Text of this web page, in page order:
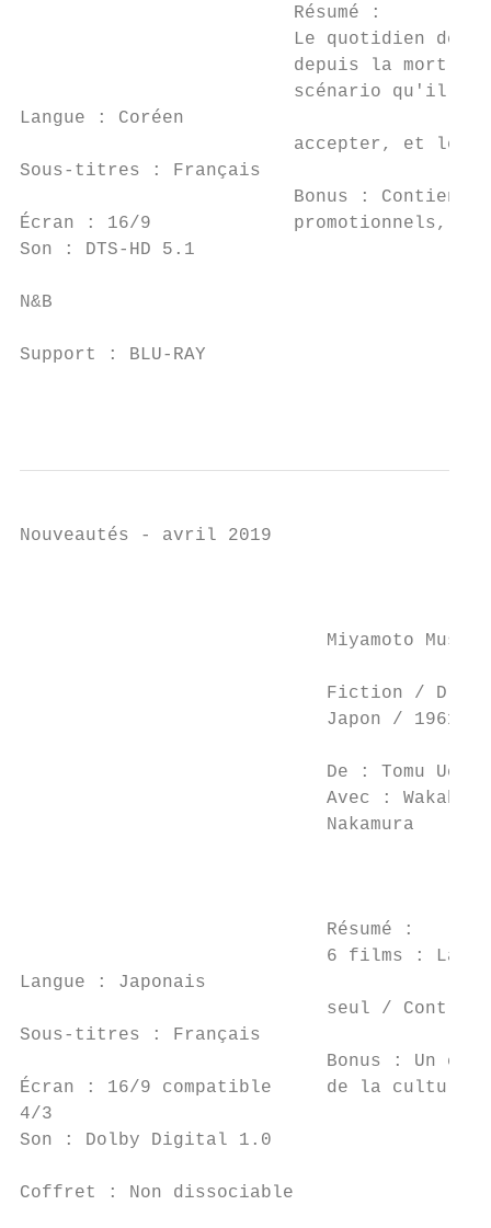
                         Résumé :
Le quotidien de
depuis la mort
scénario qu'il
Langue : Coréen
accepter, et les
Sous-titres : Français
Bonus : Contient
Écran : 16/9             promotionnels,
Son : DTS-HD 5.1
N&B
Support : BLU-RAY
Nouveautés - avril 2019
Miyamoto
Fiction /
Japon / 1961
De : Tomu
Avec : Wakaba
Nakamura
                            Résumé :
6 films : La
Langue : Japonais
seul / Contre
Sous-titres : Français
Bonus : Un
Écran : 16/9 compatible     de la culture
4/3
Son : Dolby Digital 1.0
Coffret : Non dissociable